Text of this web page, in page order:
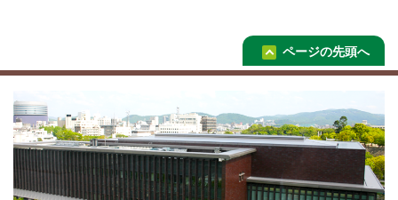
ページの先頭へ